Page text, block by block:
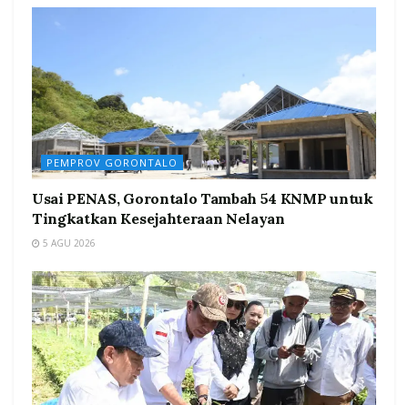
PEMPROV GORONTALO
Usai PENAS, Gorontalo Tambah 54 KNMP untuk
Tingkatkan Kesejahteraan Nelayan
5 AGU 2026